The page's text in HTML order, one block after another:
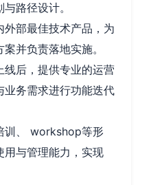
路径设计。
外部最佳技术产品，为
并负责落地实施。
线后，提供专业的运营
业务需求进行功能迭代
训、 workshop等形
用与管理能力，实现